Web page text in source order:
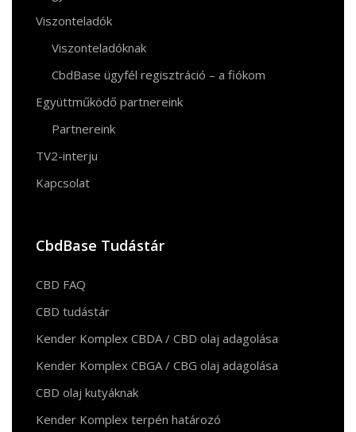
Viszonteladók
Viszonteladóknak
CbdBase ügyfél regisztráció – a fiókom
Együttműködő partnereink
Partnereink
TV2-interju
Kapcsolat
CbdBase Tudástár
CBD FAQ
CBD tudástár
Kender Komplex CBDA / CBD olaj adagolása
Kender Komplex CBGA / CBG olaj adagolása
CBD olaj kutyáknak
Kender Komplex terpén határozó